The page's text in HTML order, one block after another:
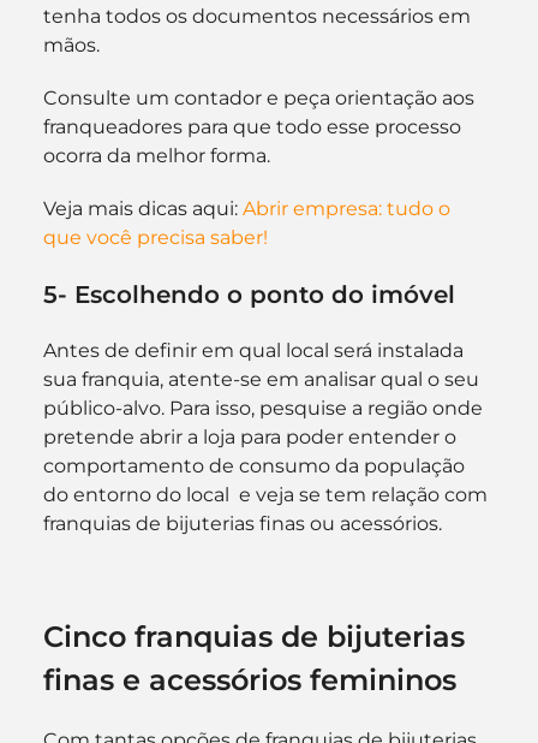
tenha todos os documentos necessários em
mãos.
Consulte um contador e peça orientação aos
franqueadores para que todo esse processo
ocorra da melhor forma.
Veja mais dicas aqui: Abrir empresa: tudo o
que você precisa saber!
5- Escolhendo o ponto do imóvel
Antes de definir em qual local será instalada
sua franquia, atente-se em analisar qual o seu
público-alvo. Para isso, pesquise a região onde
pretende abrir a loja para poder entender o
comportamento de consumo da população
do entorno do local  e veja se tem relação com
franquias de bijuterias finas ou acessórios.
Cinco franquias de bijuterias
finas e acessórios femininos